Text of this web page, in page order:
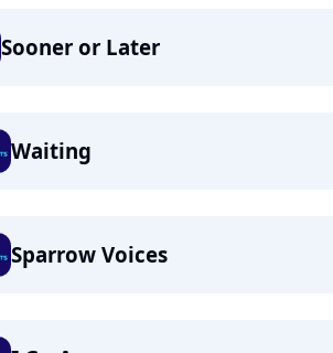
Sooner or Later
Waiting
Sparrow Voices